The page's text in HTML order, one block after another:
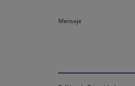
Mensaje